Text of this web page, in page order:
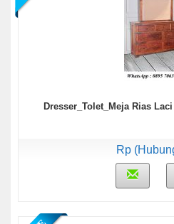
Dresser_Tolet_Meja Rias
Rp